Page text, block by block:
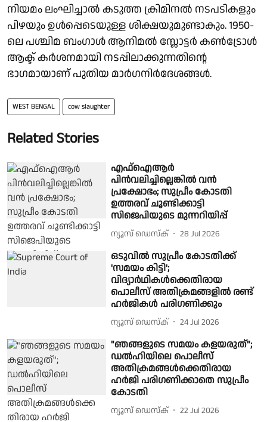
നിയമം ലംഘിച്ചാല്‍ കടുത്ത ക്രിമിനല്‍ നടപടികളും
പിഴയും ഉള്‍പ്പെടെയുള്ള ശിക്ഷയുമുണ്ടാകും. 1950-
ലെ പശ്ചിമ ബംഗാള്‍ ആനിമല്‍ സ്ലോട്ടര്‍ കണ്‍ട്രോള്‍
ആക്ട് കര്‍ശനമായി നടപ്പിലാക്കുന്നതിന്റെ
ഭാഗമായാണ് പുതിയ മാര്‍ഗനിര്‍ദേശങ്ങള്‍.
WEST BENGAL cow slaughter
Related Stories
എഫ്ഐആര്‍
പിന്‍വലിച്ചില്ലെങ്കില്‍ വന്‍
പ്രക്ഷോഭം; സുപ്രീം കോടതി
ഉത്തരവ് ചൂണ്ടിക്കാട്ടി
സിജെപിയുടെ മുന്നറിയിപ്പ്
ന്യൂസ് ഡെസ്ക് 28 Jul 2026
ഒടുവില്‍ സുപ്രീം കോടതിക്ക്
'സമയം കിട്ടി';
വിദ്യാര്‍ഥികള്‍ക്കെതിരായ
പൊലീസ് അതിക്രമങ്ങളില്‍ രണ്ട്
ഹര്‍ജികള്‍ പരിഗണിക്കും
ന്യൂസ് ഡെസ്ക് 24 Jul 2026
"ഞങ്ങളുടെ സമയം കളയരുത്";
ഡല്‍ഹിയിലെ പൊലീസ്
അതിക്രമങ്ങള്‍ക്കെതിരായ
ഹര്‍ജി പരിഗണിക്കാതെ സുപ്രീം
കോടതി
ന്യൂസ് ഡെസ്ക് 22 Jul 2026